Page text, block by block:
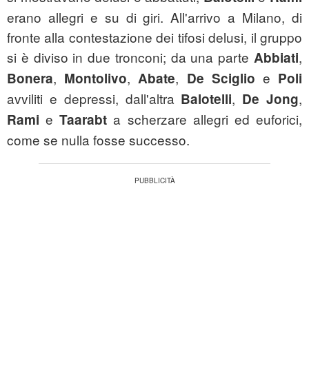
erano allegri e su di giri. All'arrivo a Milano, di
fronte alla contestazione dei tifosi delusi, il gruppo
si è diviso in due tronconi; da una parte Abbiati,
Bonera, Montolivo, Abate, De Sciglio e Poli
avviliti e depressi, dall'altra Balotelli, De Jong,
Rami eTaarabt a scherzare allegri ed euforici,
come se nulla fosse successo.